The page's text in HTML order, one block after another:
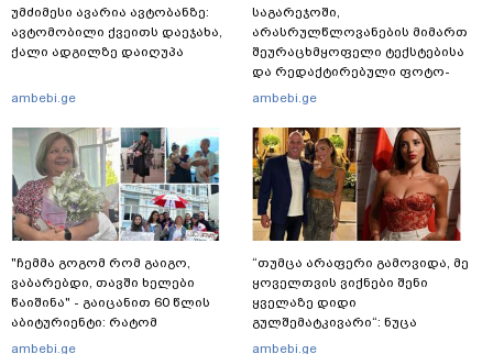
უმძიმესი ავარია ავტობანზე:
ავტომობილი ქვეითს დაეჯახა,
ქალი ადგილზე დაიღუპა
ambebi.ge
"ჩემმა გოგომ რომ გაიგო,
ვაბარებდი, თავში ხელები
წაიშინა" - გაიცანით 60 წლის
აბიტურიენტი: რატომ
გადაწყვიტა ბაგრატიონთა
ambebi.ge
საგარეჯოში,
არასრულწლოვანების მიმართ
შეურაცხმყოფელი ტექსტებისა
და რედაქტირებული ფოტო-
ვიდეომასალის გავრცელების
ავრცელებს
ambebi.ge
“თუმცა არაფერი გამოვიდა, მე
ყოველთვის ვიქნები შენი
ყველაზე დიდი
გულშემატკივარი“: ნუცა
ბუზალაძე რჩეულს დაშორდა? -
ambebi.ge